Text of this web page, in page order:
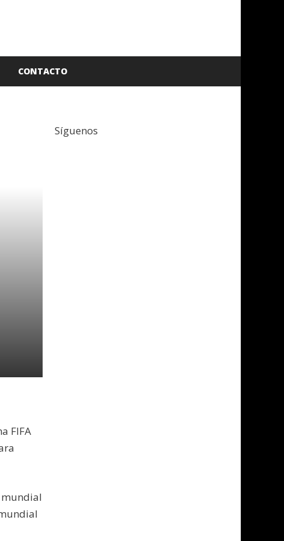
CONTACTO
FIFA
mundial
Síguenos